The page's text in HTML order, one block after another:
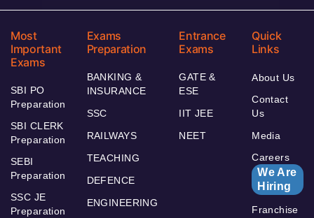
Most
Important
Exams
SBI PO
Preparation
SBI CLERK
Preparation
SEBI
Preparation
SSC JE
Preparation
Exams
Preparation
BANKING &
INSURANCE
SSC
RAILWAYS
TEACHING
DEFENCE
ENGINEERING
Entrance
Exams
GATE &
ESE
IIT JEE
NEET
Quick
Links
About Us
Contact
Us
Media
Careers
We Are
Hiring
Franchise